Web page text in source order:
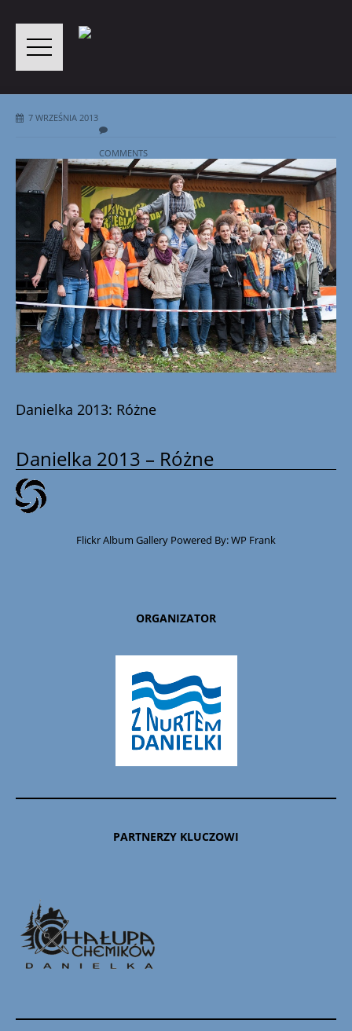
7 WRZEŚNIA 2013
COMMENTS
Danielka 2013: Różne
Danielka 2013 – Różne
Flickr Album Gallery Powered By:WP Frank
ORGANIZATOR
PARTNERZY KLUCZOWI